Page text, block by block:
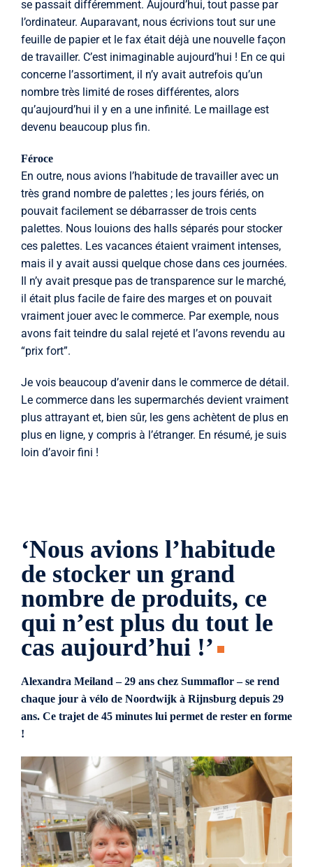
se passait différemment. Aujourd’hui, tout passe par
l’ordinateur. Auparavant, nous écrivions tout sur une
feuille de papier et le fax était déjà une nouvelle façon
de travailler. C’est inimaginable aujourd’hui ! En ce qui
concerne l’assortiment, il n’y avait autrefois qu’un
nombre très limité de roses différentes, alors
qu’aujourd’hui il y en a une infinité. Le maillage est
devenu beaucoup plus fin.
Féroce
En outre, nous avions l’habitude de travailler avec un
très grand nombre de palettes ; les jours fériés, on
pouvait facilement se débarrasser de trois cents
palettes. Nous louions des halls séparés pour stocker
ces palettes. Les vacances étaient vraiment intenses,
mais il y avait aussi quelque chose dans ces journées.
Il n’y avait presque pas de transparence sur le marché,
il était plus facile de faire des marges et on pouvait
vraiment jouer avec le commerce. Par exemple, nous
avons fait teindre du salal rejeté et l’avons revendu au
“prix fort”.
Je vois beaucoup d’avenir dans le commerce de détail.
Le commerce dans les supermarchés devient vraiment
plus attrayant et, bien sûr, les gens achètent de plus en
plus en ligne, y compris à l’étranger. En résumé, je suis
loin d’avoir fini !
‘Nous avions l’habitude
de stocker un grand
nombre de produits, ce
qui n’est plus du tout le
cas aujourd’hui !’
Alexandra Meiland – 29 ans chez Summaflor – se rend
chaque jour à vélo de Noordwijk à Rijnsburg depuis 29
ans. Ce trajet de 45 minutes lui permet de rester en forme
!